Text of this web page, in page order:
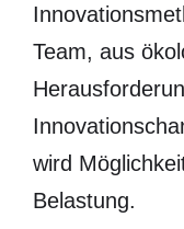
Team, aus
wird
Belastung.